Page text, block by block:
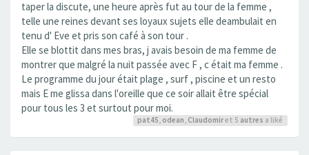
taper la discute, une heure après fut au tour de la femme ,
telle une reines devant ses loyaux sujets elle deambulait en
tenu d' Eve et pris son café à son tour .
Elle se blottit dans mes bras, j avais besoin de ma femme de
montrer que malgré la nuit passée avec F , c était ma femme .
Le programme du jour était plage , surf , piscine et un resto
mais E me glissa dans l'oreille que ce soir allait être spécial
pour tous les 3 et surtout pour moi.
pat45, odean, Claudomiret 5 autres a liké